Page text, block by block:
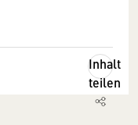
Inhalt
teilen